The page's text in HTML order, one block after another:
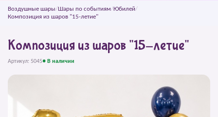
Воздушные шары/Шары по событиям/Юбилей/
Композиция из шаров "15-летие"
Композиция из шаров "15-летие"
Артикул: 5045● В наличии